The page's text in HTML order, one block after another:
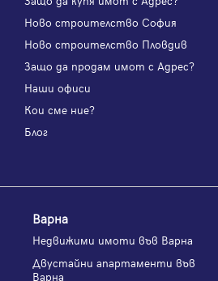
Ново строителство София
Ново строителство Пловдив
Защо да продам имот с Адрес?
Наши офиси
Кои сме ние?
Блог
Варна
Недвижими имоти във Варна
Двустайни апартаменти във
Варна